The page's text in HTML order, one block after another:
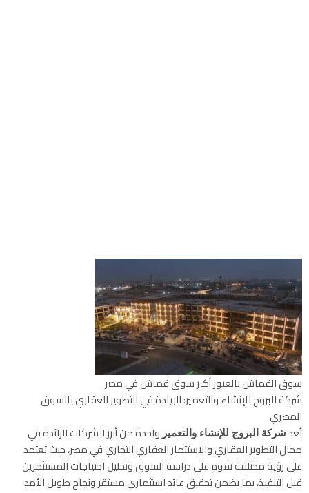
سوق القماش بالعبور أكبر سوق قماش في مصر
شركة البروج للإنشاء والتعمير: الريادة في التطوير العقاري بالسوق
المصري
تُعد شركة البروج للإنشاء والتعمير واحدة من أبرز الشركات الرائدة في
مجال التطوير العقاري والاستثمار العقاري التجاري في مصر، حيث تعتمد
على رؤية مختلفة تقوم على دراسة السوق وتحليل احتياجات المستثمرين
قبل التنفيذ، بما يضمن تحقيق عائد استثماري مستقر ونجاح طويل الأمد.